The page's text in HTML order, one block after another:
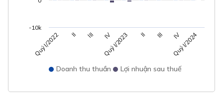
Doanh thu thuần Lợi nhuận sau thuế
Quý I/2022 II III IV
Quý I/2023 II III IV
Quý I/2024
-10k